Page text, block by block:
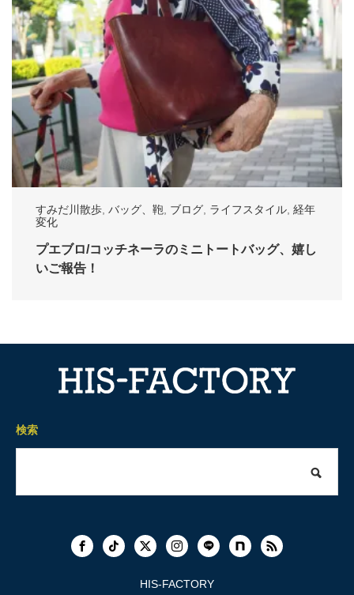
すみだ川散歩 バッグ、鞄 ブログ ライフスタイル 経年
変化
プエブロ/コッチネーラのミニトートバッグ、嬉し
いご報告！
検索
HIS-FACTORY